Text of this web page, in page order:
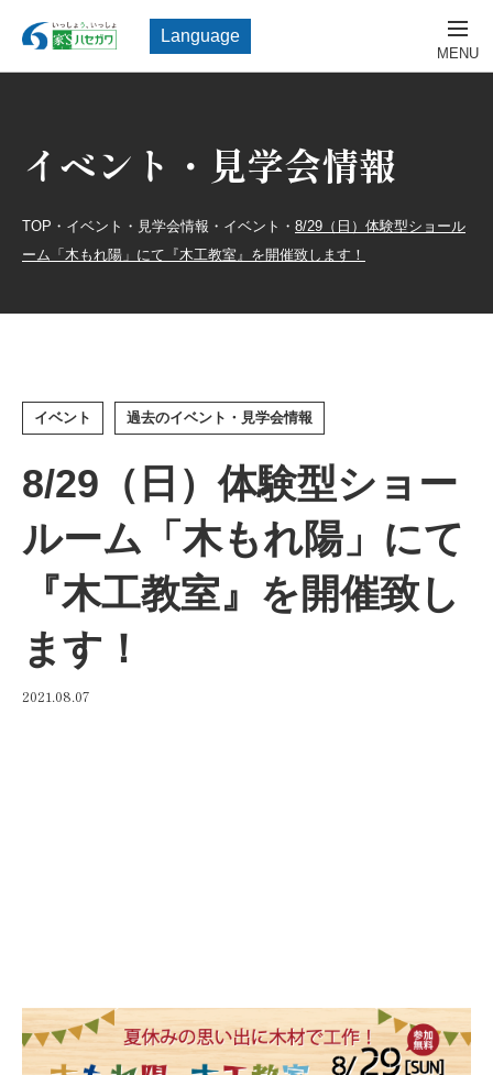
Language
イベント・見学会情報
TOP ・ イベント・見学会情報 ・ イベント ・ 8/29（日）体験型ショール
ーム「木もれ陽」にて『木工教室』を開催致します！
イベント 過去のイベント・見学会情報
8/29（日）体験型ショー
ルーム「木もれ陽」にて
『木工教室』を開催致し
ます！
2021.08.07